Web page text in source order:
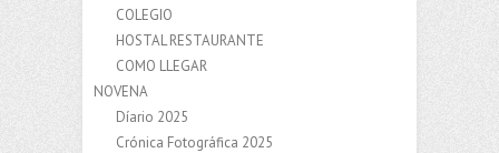
COLEGIO
HOSTAL RESTAURANTE
COMO LLEGAR
NOVENA
Díario 2025
Crónica Fotográfica 2025